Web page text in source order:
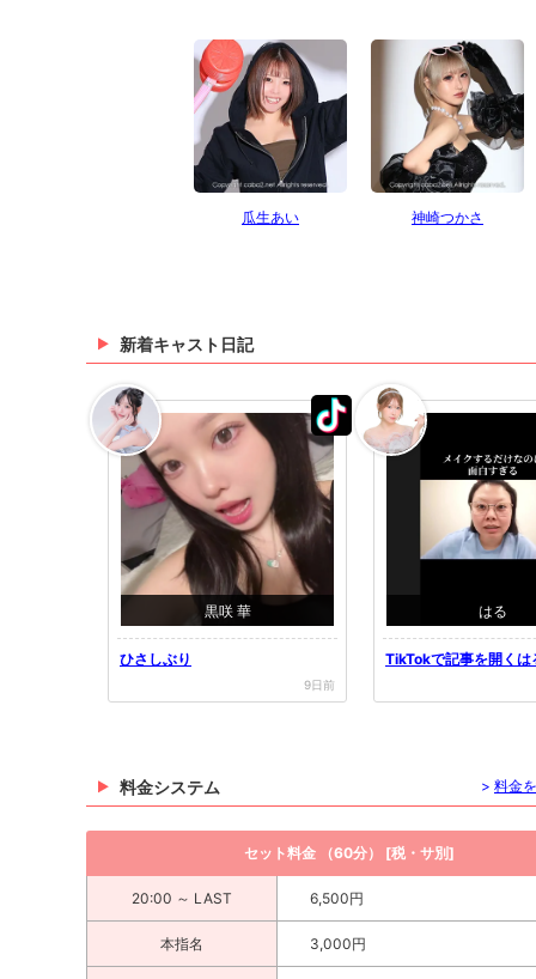
瓜生あい 神崎つかさ
新着キャスト日記
黒咲 華
ひさしぶり
9日前
はる
TikTokで記事を開くは
料金システム > 料金
セット料金 （60分） [税・サ別]
20:00 ～ LAST 6,500円
本指名 3,000円